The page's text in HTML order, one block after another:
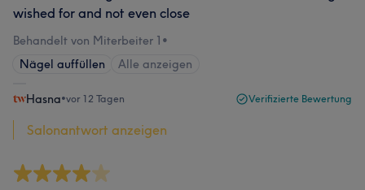
wished for and not even close
Behandelt von Miterbeiter 1 •
Nägel auffüllen
Alle anzeigen
Hasna•vor 12 Tagen Verifizierte Bewertung
Salonantwort anzeigen